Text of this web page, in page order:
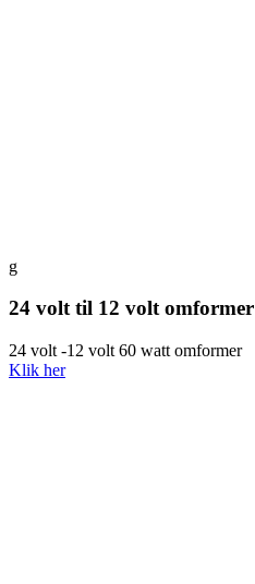
g
24 volt til 12 volt omformer
24 volt -12 volt 60 watt omformer
Klik her